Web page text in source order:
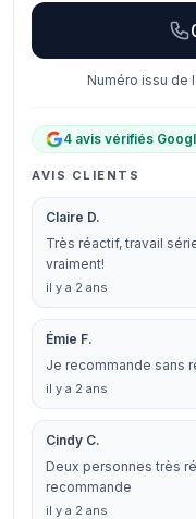
Numéro issu de
4 avis vérifiés
AVIS CLIENTS
Claire D.
Très réactif, travail
vraiment!
il y a 2 ans
Émie F.
Je recommande sans
il y a 2 ans
Cindy C.
Deux personnes très
recommande
il y a 2 ans